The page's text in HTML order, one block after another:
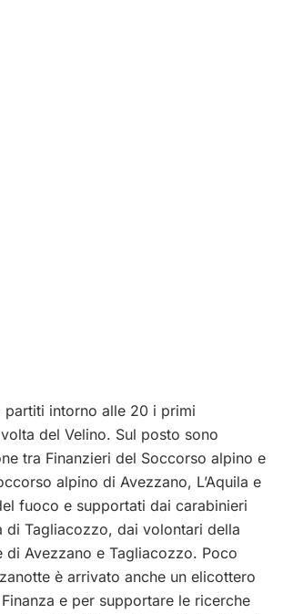
partiti intorno alle 20 i primi
del Velino. Sul posto sono
tra Finanzieri del Soccorso alpino e
alpino di Avezzano, L’Aquila e
fuoco e supportati dai carabinieri
di Tagliacozzo, dai volontari della
di Avezzano e Tagliacozzo. Poco
è arrivato anche un elicottero
e per supportare le ricerche